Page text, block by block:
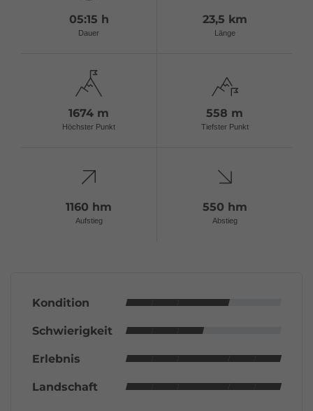
05:15 h
Dauer
23,5 km
Länge
1674 m
Höchster Punkt
558 m
Tiefster Punkt
1160 hm
Aufstieg
550 hm
Abstieg
Kondition
Schwierigkeit
Erlebnis
Landschaft